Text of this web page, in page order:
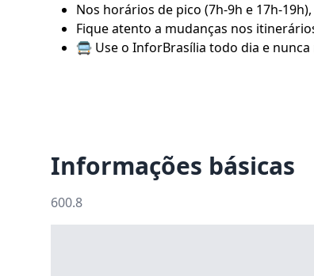
Nos horários de pico (7h-9h e 17h-
Fique atento a mudanças nos
🚍 Use o InforBrasília todo dia e
Informações básicas
600.8